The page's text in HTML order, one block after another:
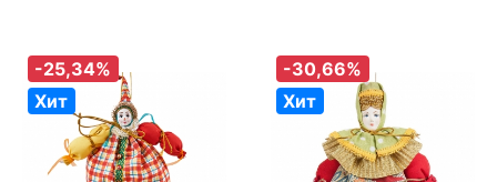
-25,34%
Хит
-30,66%
Хит